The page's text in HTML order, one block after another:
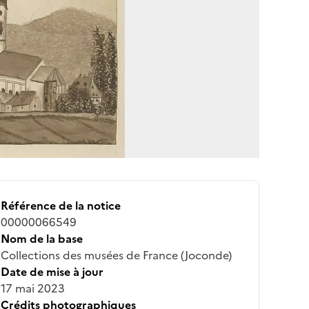
Référence de la notice
00000066549
Nom de la base
Collections des musées de France (Joconde)
Date de mise à jour
17 mai 2023
Crédits photographiques